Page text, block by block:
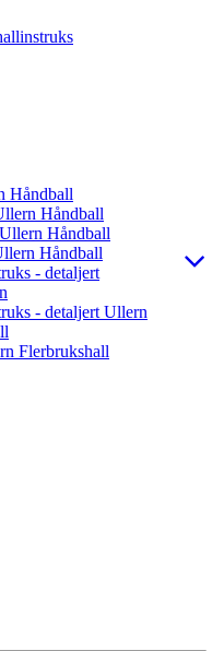
Håndball
Håndball
Håndball
Håndball
- detaljert
- detaljert Ullern
Flerbrukshall